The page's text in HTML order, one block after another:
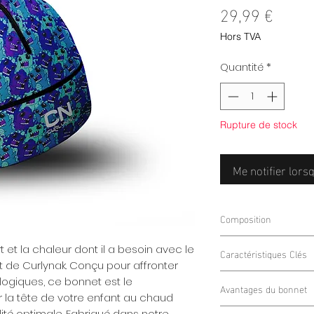
et la chaleur dont il a besoin avec le
de Curlynak. Conçu pour affronter
ce bonnet est le
tête de votre enfant au chaud
29,99 €
Hors TVA
Quantité*
Rupture de stock
Me notifier
Composition
15% Élasthanne
Caractéristiques Clés
bonnet offre une
confortable
Avantages du bonnet